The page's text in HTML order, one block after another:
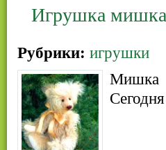
Игрушка
Рубрики: игрушки
Мишка